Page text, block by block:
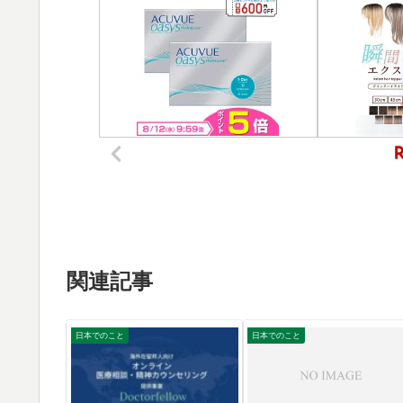
関連記事
日本でのこと 日本でのこと